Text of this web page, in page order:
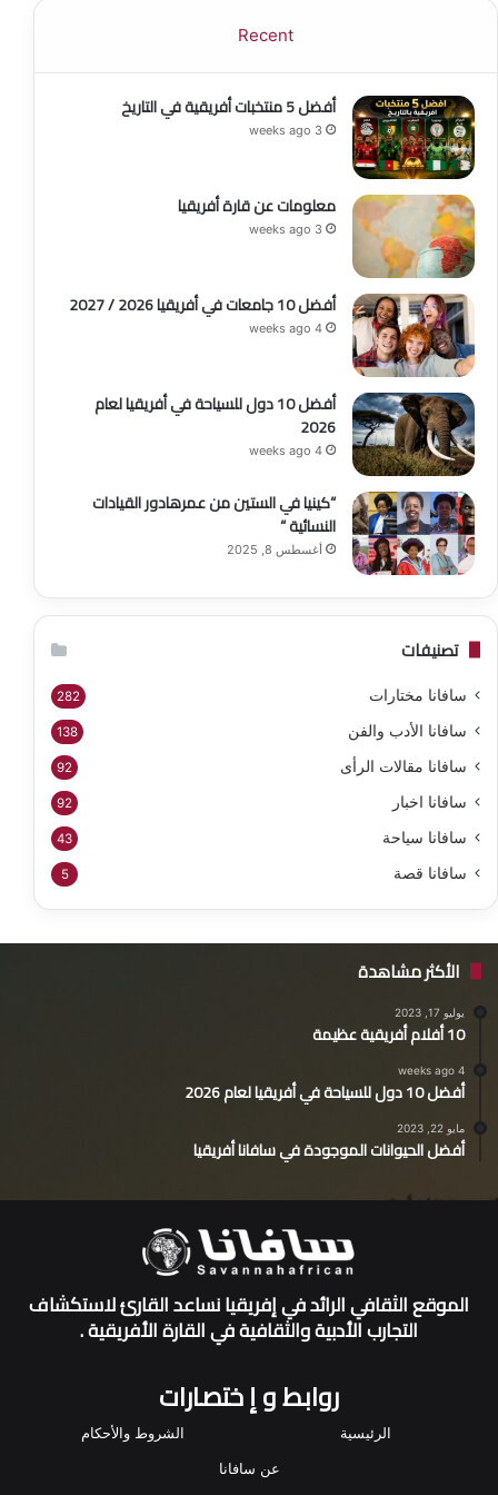
نساء السكان الأصليين والأقليات الساحلية يقودون جهود
الحفاظ على الغابات الزرقاء في كينيا
8 مدن في إفريقيا سيقع في حبها كل مسافر
Recent
أفضل 5 منتخبات أفريقية في التاريخ
3 weeks ago
معلومات عن قارة أفريقيا
3 weeks ago
أفضل 10 جامعات في أفريقيا 2026 / 2027
4 weeks ago
أفضل 10 دول للسياحة في أفريقيا لعام
2026
4 weeks ago
“كينيا في الستين من عمرهادور القيادات
النسائية “
أغسطس 8, 2025
تصنيفات
سافانا مختارات 282
سافانا الأدب والفن 138
سافانا مقالات الرأى 92
سافانا اخبار 92
سافانا سياحة 43
سافانا قصة 5
الأكثر مشاهدة
يوليو 17, 2023
10 أفلام أفريقية عظيمة
4 weeks ago
أفضل 10 دول للسياحة في أفريقيا لعام 2026
مايو 22, 2023
أفضل الحيوانات الموجودة في سافانا أفريقيا
الموقع الثقافي الرائد في إفريقيا نساعد القارئ لاستكشاف
التجارب الأدبية والثقافية في القارة الأفريقية .
روابط و إ ختصارات
الشروط والأحكام
الرئيسية
عن سافانا